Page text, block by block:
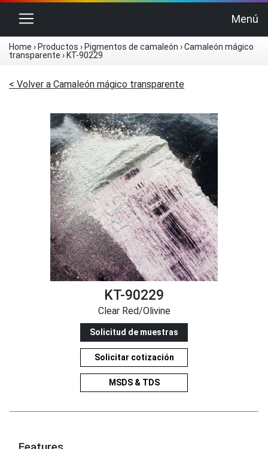
Cambiar navegación Menú
Home › Productos › Pigmentos de camaleón ›Camaleón mágico
transparente › KT-90229
< Volver a Camaleón mágico transparente
KT-90229
Clear Red/Olivine
Solicitud de muestras
Solicitar cotización
MSDS & TDS